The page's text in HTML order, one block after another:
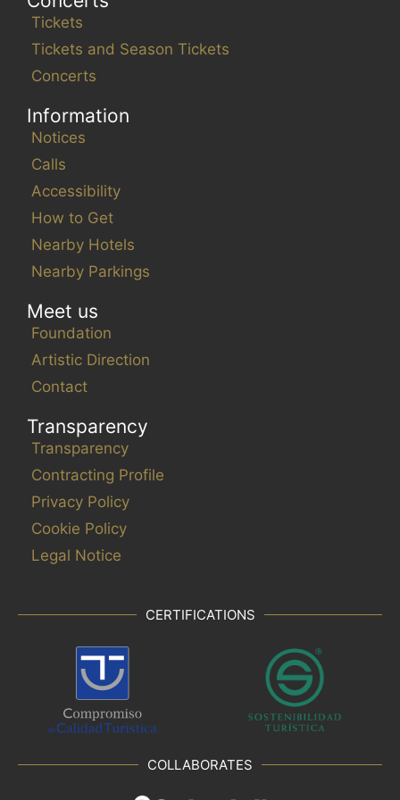
Tickets
Tickets and Season Tickets
Concerts
Information
Notices
Calls
Accessibility
How to Get
Nearby Hotels
Nearby Parkings
Meet us
Foundation
Artistic Direction
Contact
Transparency
Transparency
Contracting Profile
Privacy Policy
Cookie Policy
Legal Notice
CERTIFICATIONS
COLLABORATES